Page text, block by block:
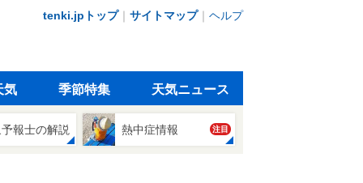
tenki.jpトップ｜ サイトマップ｜ ヘルプ
気 季節特集 天気ニュース
報士の解説 熱中症情報 注目